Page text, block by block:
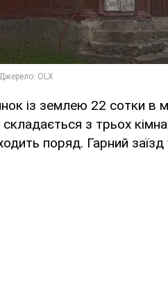
із землею 22 сотки в
складається з трьох
поряд. Гарний